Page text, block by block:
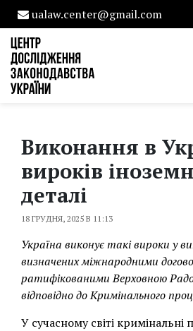
ualaw.center@gmail.com
Виконання в
вироків
деталі
18 ГРУДНЯ, 2025 В 11:13
Україна виконує такі вироки у
визначених міжнародними
ратифікованими Верховною
відповідно до Кримінального
У сучасному світі